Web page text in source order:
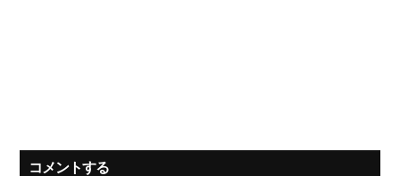
コメントする